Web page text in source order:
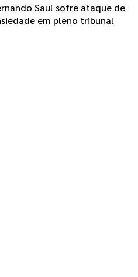
Saul sofre ataque de
em pleno tribunal